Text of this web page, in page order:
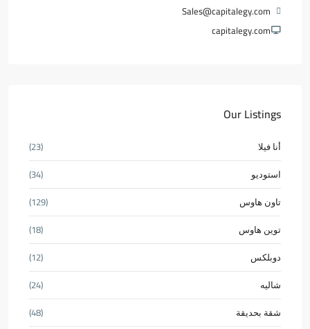
Sales@capitalegy.com
capitalegy.com
Our Listings
أنا فيلا
(23)
استوديو
(34)
تاون هاوس
(129)
توين هاوس
(18)
دوبلكس
(12)
شاليه
(24)
شقة بحديقة
(48)